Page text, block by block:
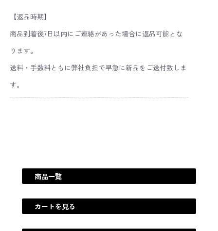
【返品時期】
商品到着後7日以内にご連絡があった場合に返品可能とな
ります。
送料・手数料ともに弊社負担で早急に新品をご送付致しま
す。
商品一覧
カートを見る